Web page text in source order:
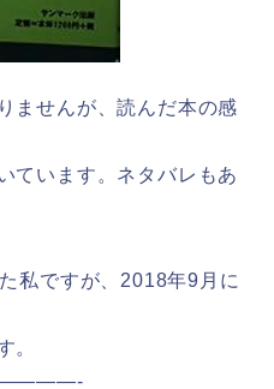
ませんが、読んだ本の感
ています。ネタバレもあ
私ですが、2018年9月に
。